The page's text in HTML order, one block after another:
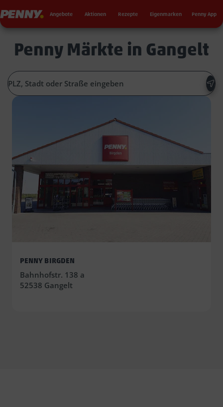
Penny Angebote Aktionen Rezepte Eigenmarken Penny App
Penny Märkte in Gangelt
PENNY BIRGDEN
Bahnhofstr. 138 a
52538 Gangelt